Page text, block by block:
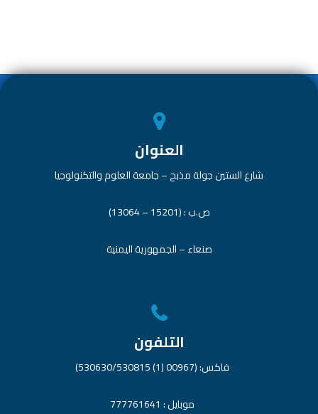
p
العنوان
شارع الستين جولة مذبح – جامعة العلوم والتكنولوجيا
ص.ب : (15201 – 13064)
صنعاء – الجمهورية اليمنية
التلفون
فاكس: (00967 (1) 530630/530815)
موبايل : 777761641